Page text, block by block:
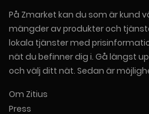
På Zmarket kan du som är kund
mängder av produkter och
lokala tjänster med
nät du befinner dig i. Gå längst
och välj ditt nät. Sedan är
Om Zitius
Press